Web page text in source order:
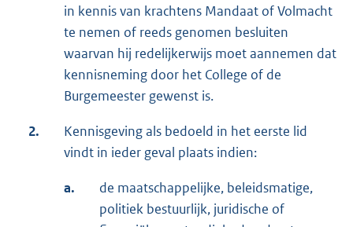
in kennis van krachtens Mandaat of Volmacht
te nemen of reeds genomen besluiten
waarvan hij redelijkerwijs moet aannemen dat
kennisneming door het College of de
Burgemeester gewenst is.
2.
Kennisgeving als bedoeld in het eerste lid
vindt in ieder geval plaats indien:
a.
de maatschappelijke, beleidsmatige,
politiek bestuurlijk, juridische of